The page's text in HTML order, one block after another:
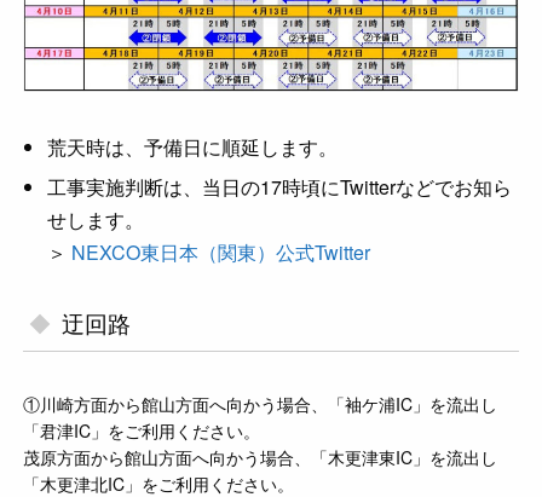
荒天時は、予備日に順延します。
工事実施判断は、当日の17時頃にTwitterなどでお知ら
せします。
＞ NEXCO東日本（関東）公式Twitter
迂回路
①川崎方面から館山方面へ向かう場合、「袖ケ浦IC」を流出し
「君津IC」をご利用ください。
茂原方面から館山方面へ向かう場合、「木更津東IC」を流出し
「木更津北IC」をご利用ください。